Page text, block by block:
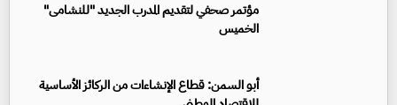
مؤتمر صحفي لتقديم المدرب الجديد "للنشامى"
الخميس
أبو السمن: قطاع الإنشاءات من الركائز الأساسية